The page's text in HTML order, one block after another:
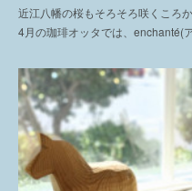
近江八幡の桜もそろそろ咲くころ
4月の珈琲オッタでは、enchanté(